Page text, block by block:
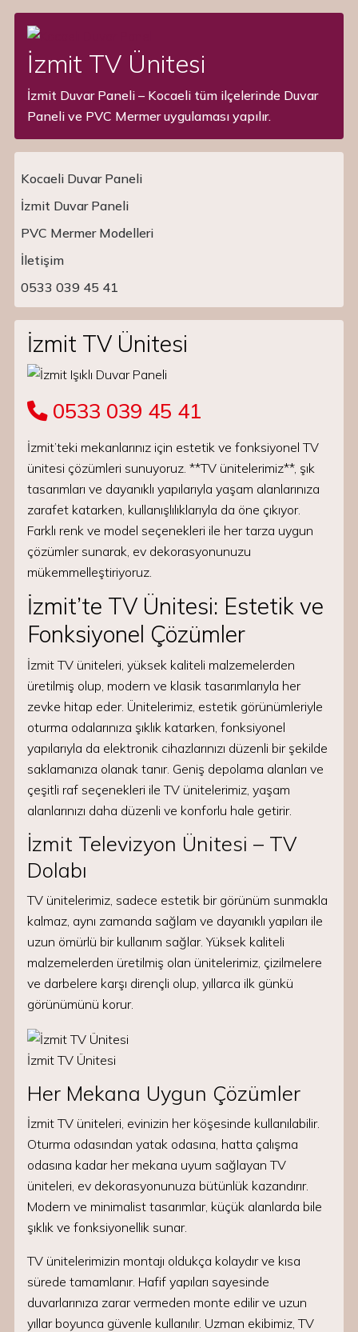
İzmit TV Ünitesi
İzmit Duvar Paneli – Kocaeli tüm ilçelerinde Duvar
Paneli ve PVC Mermer uygulaması yapılır.
Main Navigation
Kocaeli Duvar Paneli
İzmit Duvar Paneli
PVC Mermer Modelleri
İletişim
0533 039 45 41
İzmit TV Ünitesi
0533 039 45 41
İzmit’teki mekanlarınız için estetik ve fonksiyonel TV
ünitesi çözümleri sunuyoruz. **TV ünitelerimiz**, şık
tasarımları ve dayanıklı yapılarıyla yaşam alanlarınıza
zarafet katarken, kullanışlılıklarıyla da öne çıkıyor.
Farklı renk ve model seçenekleri ile her tarza uygun
çözümler sunarak, ev dekorasyonunuzu
mükemmelleştiriyoruz.
İzmit’te TV Ünitesi: Estetik ve
Fonksiyonel Çözümler
İzmit TV üniteleri, yüksek kaliteli malzemelerden
üretilmiş olup, modern ve klasik tasarımlarıyla her
zevke hitap eder. Ünitelerimiz, estetik görünümleriyle
oturma odalarınıza şıklık katarken, fonksiyonel
yapılarıyla da elektronik cihazlarınızı düzenli bir şekilde
saklamanıza olanak tanır. Geniş depolama alanları ve
çeşitli raf seçenekleri ile TV ünitelerimiz, yaşam
alanlarınızı daha düzenli ve konforlu hale getirir.
İzmit Televizyon Ünitesi – TV
Dolabı
TV ünitelerimiz, sadece estetik bir görünüm sunmakla
kalmaz, aynı zamanda sağlam ve dayanıklı yapıları ile
uzun ömürlü bir kullanım sağlar. Yüksek kaliteli
malzemelerden üretilmiş olan ünitelerimiz, çizilmelere
ve darbelere karşı dirençli olup, yıllarca ilk günkü
görünümünü korur.
İzmit TV Ünitesi
Her Mekana Uygun Çözümler
İzmit TV üniteleri, evinizin her köşesinde kullanılabilir.
Oturma odasından yatak odasına, hatta çalışma
odasına kadar her mekana uyum sağlayan TV
üniteleri, ev dekorasyonunuza bütünlük kazandırır.
Modern ve minimalist tasarımlar, küçük alanlarda bile
şıklık ve fonksiyonellik sunar.
TV ünitelerimizin montajı oldukça kolaydır ve kısa
sürede tamamlanır. Hafif yapıları sayesinde
duvarlarınıza zarar vermeden monte edilir ve uzun
yıllar boyunca güvenle kullanılır. Uzman ekibimiz, TV